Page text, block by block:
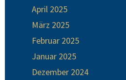
April 2025
März 2025
Februar 2025
Januar 2025
Dezember 2024